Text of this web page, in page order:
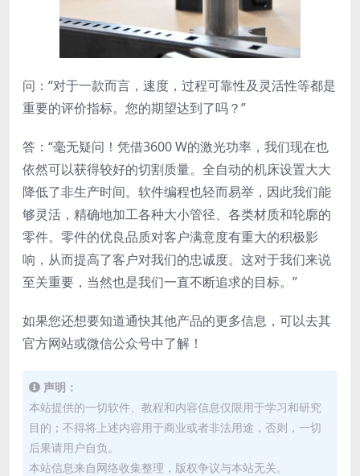
问：“对于一款而言，速度，过程可靠性及灵活性等都是
重要的评价指标。您的期望达到了吗？”
答：“毫无疑问！凭借3600 W的激光功率，我们现在也
依然可以获得较好的切割质量。全自动的机床设置大大
降低了非生产时间。软件编程也轻而易举，因此我们能
够灵活，精确地加工各种大小管径、各类材质和轮廓的
零件。零件的优良品质对客户满意度有重大的积极影
响，从而提高了客户对我们的忠诚度。这对于我们来说
至关重要，当然也是我们一直不断追求的目标。”
如果您还想要知道通快其他产品的更多信息，可以去其
官方网站或微信公众号中了解！
声明：
本站提供的一切软件、教程和内容信息仅限用于学习和研究
目的；不得将上述内容用于商业或者非法用途，否则，一切
后果请用户自负。
本站信息来自网络收集整理，版权争议与本站无关。